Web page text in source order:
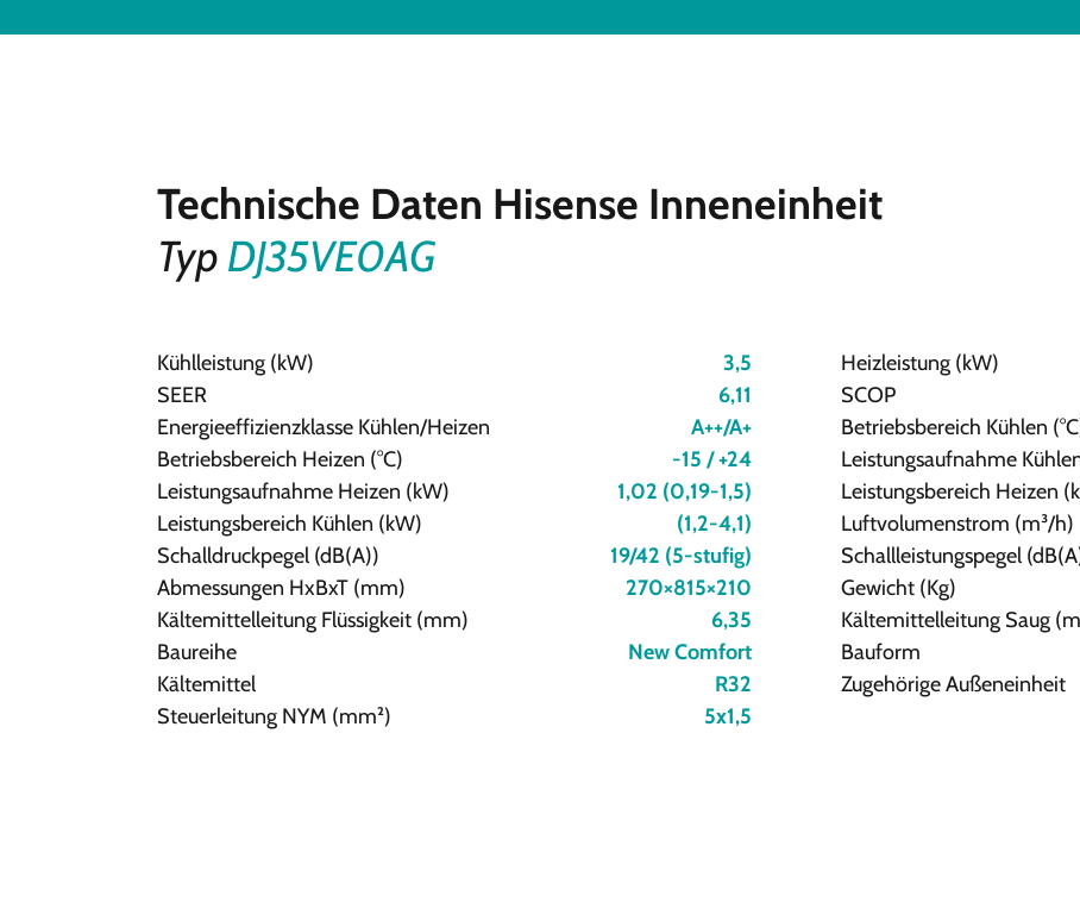
Technische Daten Hisense Inneneinheit
Typ DJ35VE0AG
Kühlleistung (kW) 3,5 Heizleistung (kW)
SEER
6,11 SCOP
Energieeffizienzklasse Kühlen/Heizen
A++/A+ Betriebsbereich Kühlen
Betriebsbereich Heizen (°C)
-15 / +24 Leistungsaufnahme
Leistungsaufnahme Heizen (kW)
1,02 (0,19-1,5) Leistungsbereich Heizen
Leistungsbereich Kühlen (kW)
(1,2-4,1) Luftvolumenstrom (m³/h)
Schalldruckpegel (dB(A))
19/42 (5-stufig) Schallleistungspegel
Abmessungen HxBxT (mm)
270×815×210 Gewicht (Kg)
Kältemittelleitung Flüssigkeit (mm)
6,35 Kältemittelleitung Saug
Baureihe
New Comfort Bauform
Kältemittel
R32 Zugehörige Außeneinheit
Steuerleitung NYM (mm²)
5x1,5